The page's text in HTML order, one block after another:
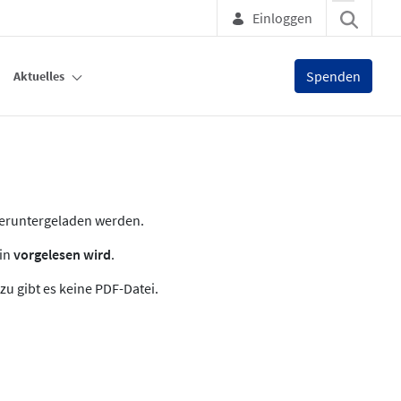
Einloggen
Aktuelles Spenden
werden.
vorgelesen wird.
gibt es keine PDF-Datei.